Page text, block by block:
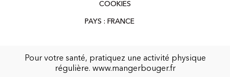
COOKIES
Pour votre santé, pratiquez une activité physique
régulière. www.mangerbouger.fr